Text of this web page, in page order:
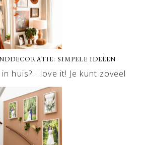
SIMPELE IDEËEN
huis? I love it! Je kunt zoveel